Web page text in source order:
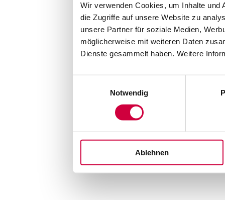
Wir verwenden Cookies, um Inhalte und
die Zugriffe auf unsere Website zu
unsere Partner für soziale Medien,
möglicherweise mit weiteren Daten
Dienste gesammelt haben. Weitere
Notwendig
Ablehnen